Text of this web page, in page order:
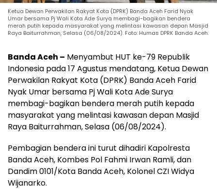
Ketua Dewan Perwakilan Rakyat Kota (DPRK) Banda Aceh Farid Nyak
Umar bersama Pj Wali Kota Ade Surya membagi-bagikan bendera
merah putih kepada masyarakat yang melintasi kawasan depan Masjid
Raya Baiturrahman, Selasa (06/08/2024). Foto: Humas DPRK Banda Aceh.
Banda Aceh – Menyambut HUT ke-79 Republik
Indonesia pada 17 Agustus mendatang, Ketua Dewan
Perwakilan Rakyat Kota (DPRK) Banda Aceh Farid
Nyak Umar bersama Pj Wali Kota Ade Surya
membagi-bagikan bendera merah putih kepada
masyarakat yang melintasi kawasan depan Masjid
Raya Baiturrahman, Selasa (06/08/2024).
Pembagian bendera ini turut dihadiri Kapolresta
Banda Aceh, Kombes Pol Fahmi Irwan Ramli, dan
Dandim 0101/Kota Banda Aceh, Kolonel CZI Widya
Wijanarko.